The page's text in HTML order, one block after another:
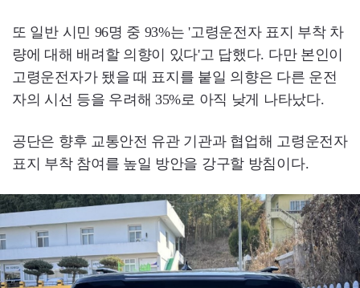
또 일반 시민 96명 중 93%는 '고령운전자 표지 부착 차
량에 대해 배려할 의향이 있다'고 답했다. 다만 본인이
고령운전자가 됐을 때 표지를 붙일 의향은 다른 운전
자의 시선 등을 우려해 35%로 아직 낮게 나타났다.
공단은 향후 교통안전 유관 기관과 협업해 고령운전자
표지 부착 참여를 높일 방안을 강구할 방침이다.